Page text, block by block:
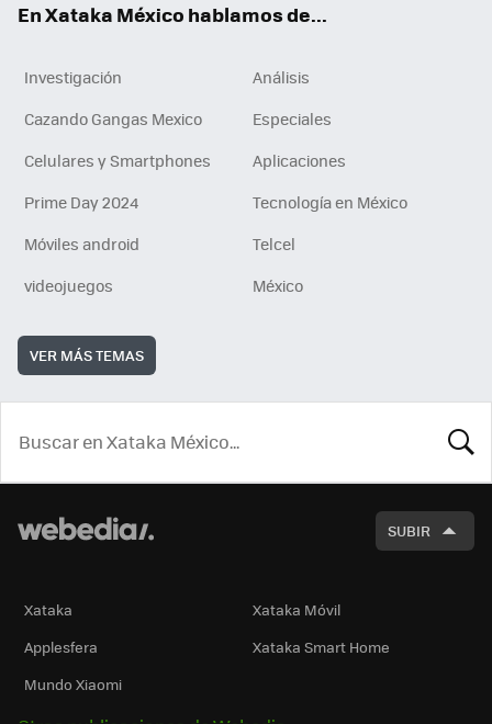
En Xataka México hablamos de...
Investigación
Análisis
Cazando Gangas Mexico
Especiales
Celulares y Smartphones
Aplicaciones
Prime Day 2024
Tecnología en México
Móviles android
Telcel
videojuegos
México
VER MÁS TEMAS
SUBIR
Xataka
Xataka Móvil
Applesfera
Xataka Smart Home
Mundo Xiaomi